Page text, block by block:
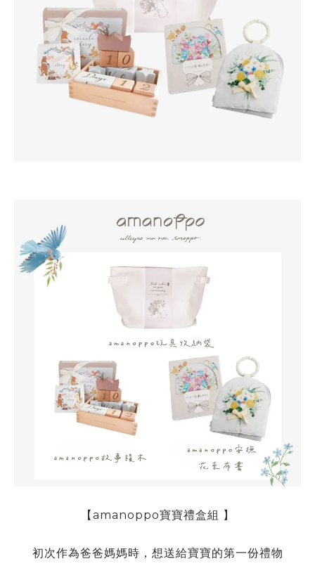
【amanoppo寶寶禮盒組 】
初次作為爸爸媽媽時，想送給寶寶的第一份禮物